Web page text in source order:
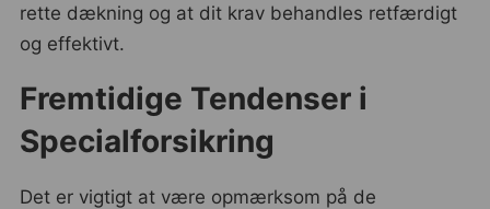
rette dækning og at dit krav behandles retfærdigt
og effektivt.
Fremtidige Tendenser i
Specialforsikring
Det er vigtigt at være opmærksom på de